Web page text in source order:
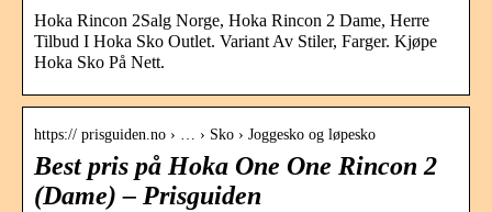
Hoka Rincon 2Salg Norge, Hoka Rincon 2 Dame, Herre
Tilbud I Hoka Sko Outlet. Variant Av Stiler, Farger. Kjøpe
Hoka Sko På Nett.
https:// prisguiden.no › … › Sko › Joggesko og løpesko
Best pris på Hoka One One Rincon 2
(Dame) – Prisguiden